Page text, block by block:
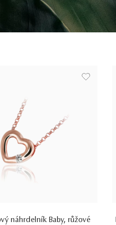
náhrdelník Baby, růžové